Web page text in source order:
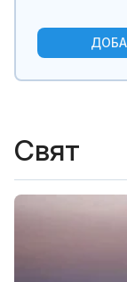
Свят